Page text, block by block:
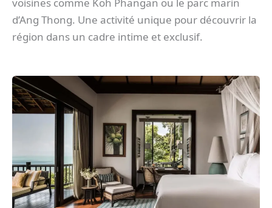
d’Ang Thong. Une activité unique pour découvrir la
région dans un cadre intime et exclusif.